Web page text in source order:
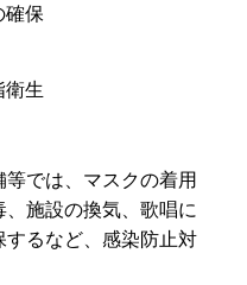
確保
衛生
では、マスクの着用
施設の換気、歌唱に
るなど、感染防止対